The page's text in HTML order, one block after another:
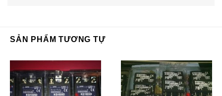
SẢN PHẨM TƯƠNG TỰ